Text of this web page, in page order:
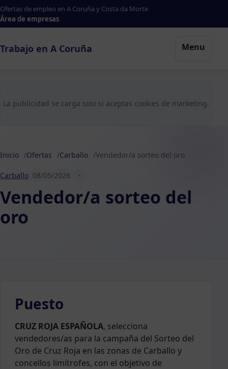
Ofertas de empleo en A Coruña y Costa da Morte
Área de empresas
Trabajo en A Coruña Menu
La publicidad se carga solo si aceptas cookies de marketing.
Inicio Ofertas Carballo Vendedor/a sorteo del oro
Carballo 08/05/2026 -
Vendedor/a sorteo del
oro
Puesto
CRUZ ROJA ESPAÑOLA, selecciona
vendedores/as para la campaña del Sorteo del
Oro de Cruz Roja en las zonas de Carballo y
concellos limítrofes, con el objetivo de